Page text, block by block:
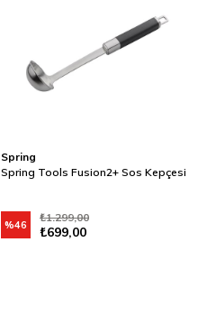
Spring
Spring Tools Fusion2+ Sos Kepçesi
₺699,00
₺1.299,00
%46